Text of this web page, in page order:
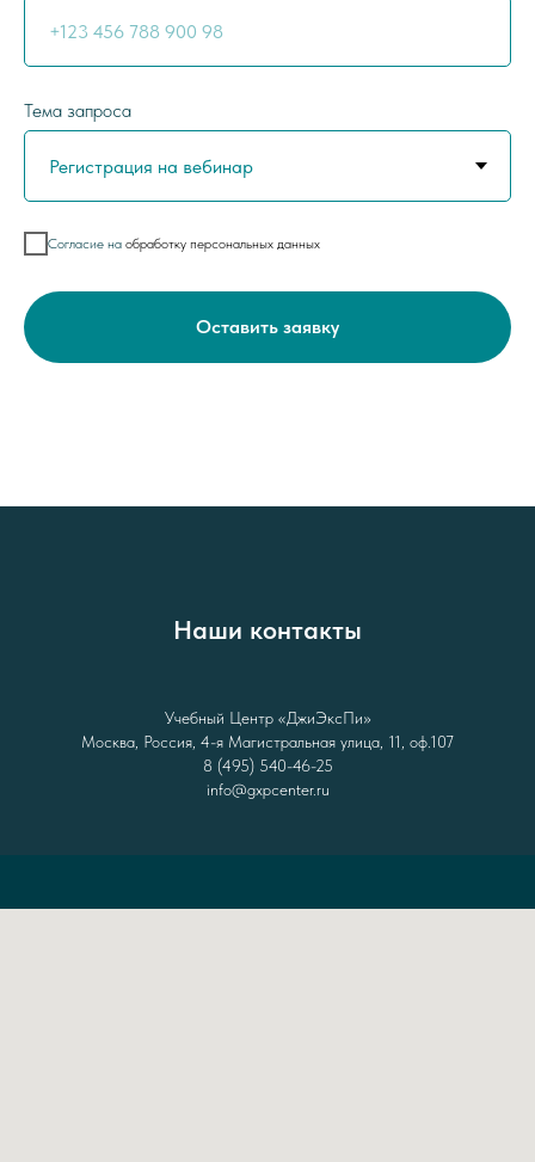
Тема запроса
Согласие на обработку персональных данных
Оставить заявку
Наши контакты
Учебный Центр «ДжиЭксПи»
Москва, Россия, 4-я Магистральная улица, 11, оф.107
8 (495) 540-46-25
info@gxpcenter.ru